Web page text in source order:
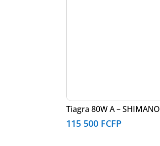
Tiagra 80W A – SHIMANO
115 500 FCFP